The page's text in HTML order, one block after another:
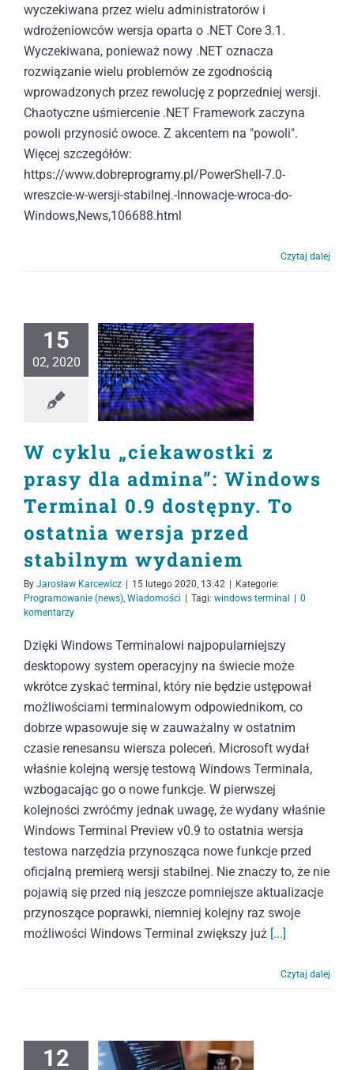
wyczekiwana przez wielu administratorów i
wdrożeniowców wersja oparta o .NET Core 3.1.
Wyczekiwana, ponieważ nowy .NET oznacza
rozwiązanie wielu problemów ze zgodnością
wprowadzonych przez rewolucję z poprzedniej wersji.
Chaotyczne uśmiercenie .NET Framework zaczyna
powoli przynosić owoce. Z akcentem na "powoli".
Więcej szczegółów:
https://www.dobreprogramy.pl/PowerShell-7.0-
wreszcie-w-wersji-stabilnej.-Innowacje-wroca-do-
Windows,News,106688.html
Czytaj dalej
15
02, 2020
W cyklu „ciekawostki z
prasy dla admina”: Windows
Terminal 0.9 dostępny. To
ostatnia wersja przed
stabilnym wydaniem
By Jarosław Karcewicz 15 lutego 2020, 13:42
Kategorie:
Programowanie (news), Wiadomości Tagi: windows terminal
0
komentarzy
Dzięki Windows Terminalowi najpopularniejszy
desktopowy system operacyjny na świecie może
wkrótce zyskać terminal, który nie będzie ustępował
możliwościami terminalowym odpowiednikom, co
dobrze wpasowuje się w zauważalny w ostatnim
czasie renesansu wiersza poleceń. Microsoft wydał
właśnie kolejną wersję testową Windows Terminala,
wzbogacając go o nowe funkcje. W pierwszej
kolejności zwróćmy jednak uwagę, że wydany właśnie
Windows Terminal Preview v0.9 to ostatnia wersja
testowa narzędzia przynosząca nowe funkcje przed
oficjalną premierą wersji stabilnej. Nie znaczy to, że nie
pojawią się przed nią jeszcze pomniejsze aktualizacje
przynoszące poprawki, niemniej kolejny raz swoje
możliwości Windows Terminal zwiększy już [...]
Czytaj dalej
12